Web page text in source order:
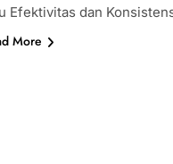
Efektivitas dan
More